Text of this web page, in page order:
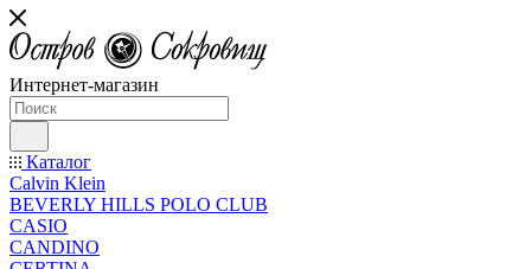
Интернет-магазин
Каталог
Calvin Klein
BEVERLY HILLS POLO CLUB
CASIO
CANDINO